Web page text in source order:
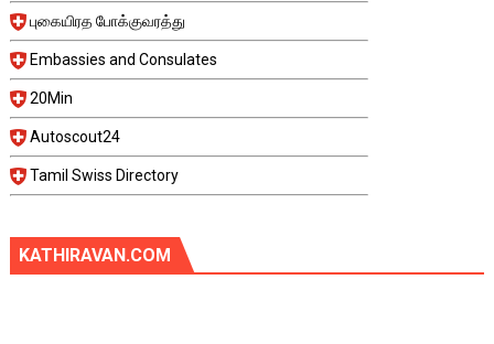
புகையிரத போக்குவரத்து
Embassies and Consulates
20Min
Autoscout24
Tamil Swiss Directory
KATHIRAVAN.COM